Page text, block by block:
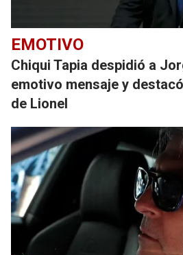
EMOTIVO
Chiqui Tapia despidió a
emotivo mensaje y
de Lionel